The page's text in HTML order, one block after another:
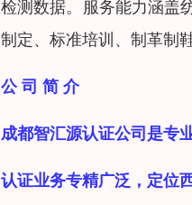
检测数据。服务能力涵盖
制定、标准培训、制革制
公 司 简 介
成都智汇源认证公司是专
认证业务专精广泛，定位